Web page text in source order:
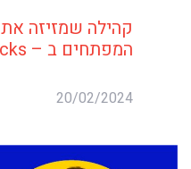
קהילה שמזיזה
המפתחים ב – Lightricks
20/02/2024